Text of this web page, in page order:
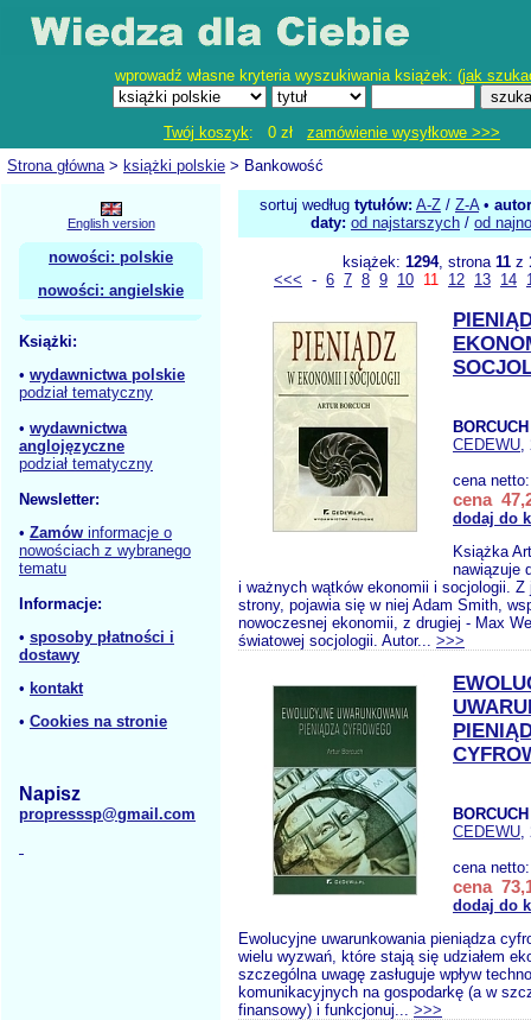
wprowadź własne kryteria wyszukiwania książek: (jak
Twój koszyk: 0 zł zamówienie wysyłkowe >>>
Strona główna> książki polskie > Bankowość
English version
nowości: polskie
nowości: angielskie
Książki:
• wydawnictwa polskie
podział tematyczny
• wydawnictwa
anglojęzyczne
podział tematyczny
Newsletter:
• Zamów informacje o
nowościach z wybranego
tematu
Informacje:
• sposoby płatności i
dostawy
• kontakt
• Cookies na stronie
Napisz
propresssp@gmail.com
sortuj według tytułów: A-Z / Z-A•
daty: od najstarszych / od
książek: 1294, strona 11z
<<< - 6 7 8 9 10 11 12 13 14
CEDEWU,
cena
cena
dodaj do
Książka
nawiązuje
i ważnych wątków ekonomii i socjologii. Z
strony, pojawia się w niej Adam Smith,
nowoczesnej ekonomii, z drugiej - Max
światowej socjologii. Autor... >>>
CEDEWU,
cena
cena
dodaj do
Ewolucyjne uwarunkowania pieniądza
wielu wyzwań, które stają się udziałem
szczególna uwagę zasługuje wpływ
komunikacyjnych na gospodarkę (a w
finansowy) i funkcjonuj... >>>